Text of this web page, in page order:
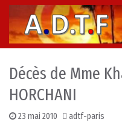
Skip to content
Main Navigation
Décès de Mme
HORCHANI
23 mai 2010 adtf-paris